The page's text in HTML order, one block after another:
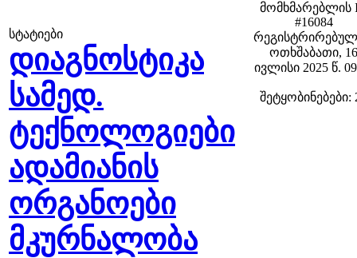
სტატიები
დიაგნოსტიკა
სამედ.
ტექნოლოგიები
ადამიანის
ორგანოები
მკურნალობა
მომხმარებლის
#16084
ოთხშაბათი, 16
ივლისი 2025 წ.
შეტყობინებები: